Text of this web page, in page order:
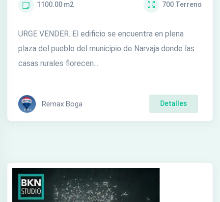
1100.00 m2 700 Terreno
URGE VENDER. El edificio se encuentra en plena
plaza del pueblo del municipio de Narvaja donde las
casas rurales florecen...
Remax Boga Detalles